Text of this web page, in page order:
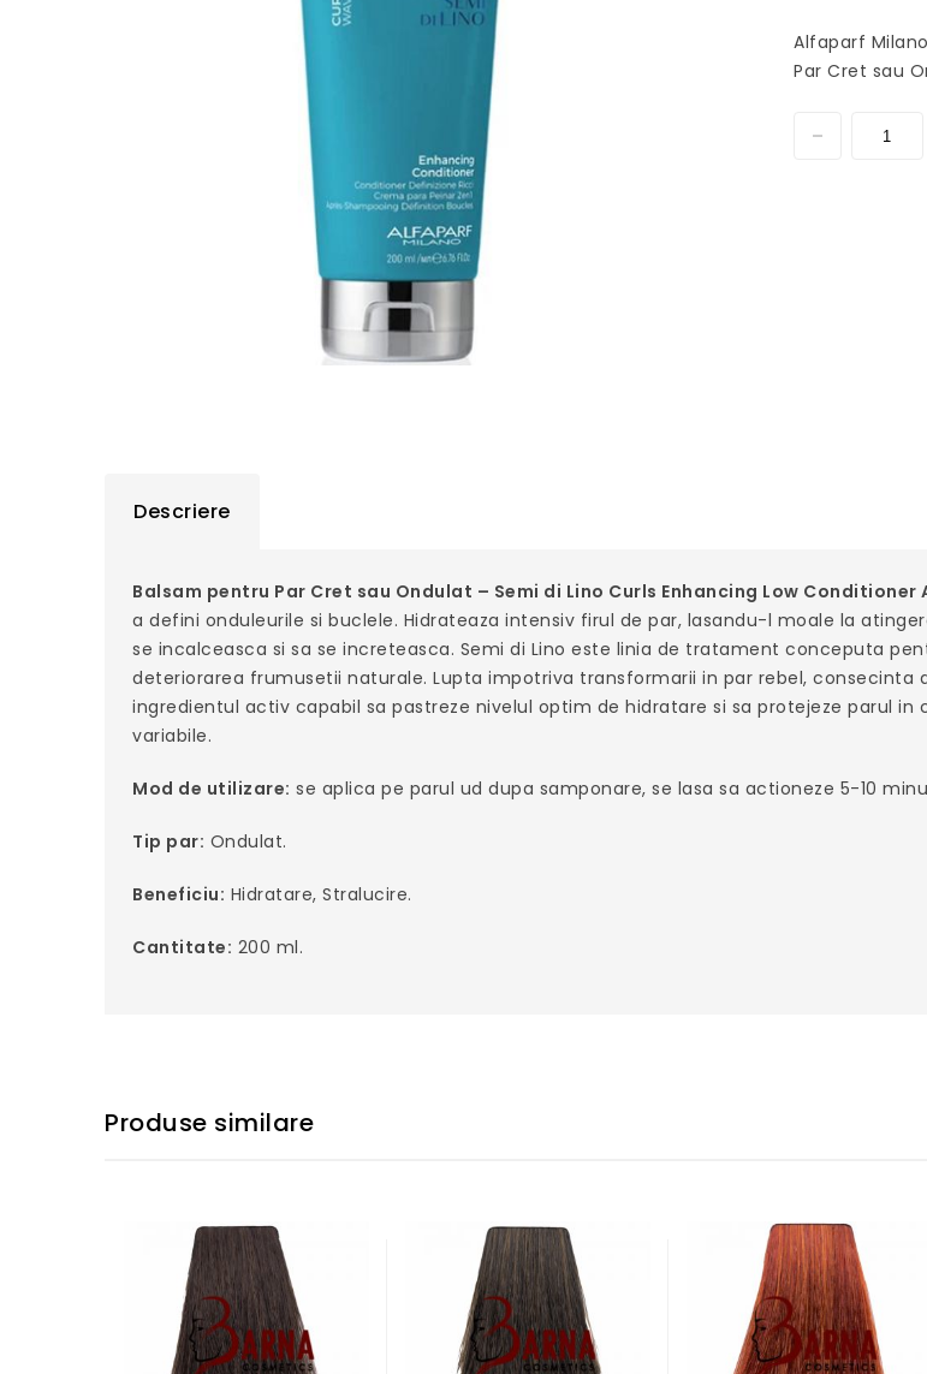
Alfaparf
Par Cret sau
Descriere
Balsam pentru Par Cret sau Ondulat – Semi di Lino Curls Enhancing Low
a defini onduleurile si buclele. Hidrateaza intensiv firul de par, lasandu-l moale la
se incalceasca si sa se increteasca. Semi di Lino este linia de tratament conceputa
deteriorarea frumusetii naturale. Lupta impotriva transformarii in par rebel,
ingredientul activ capabil sa pastreze nivelul optim de hidratare si sa protejeze parul
variabile.
Mod de utilizare: se aplica pe parul ud dupa samponare, se lasa sa actioneze 5-10
Tip par: Ondulat.
Beneficiu: Hidratare, Stralucire.
Cantitate: 200 ml.
Produse similare